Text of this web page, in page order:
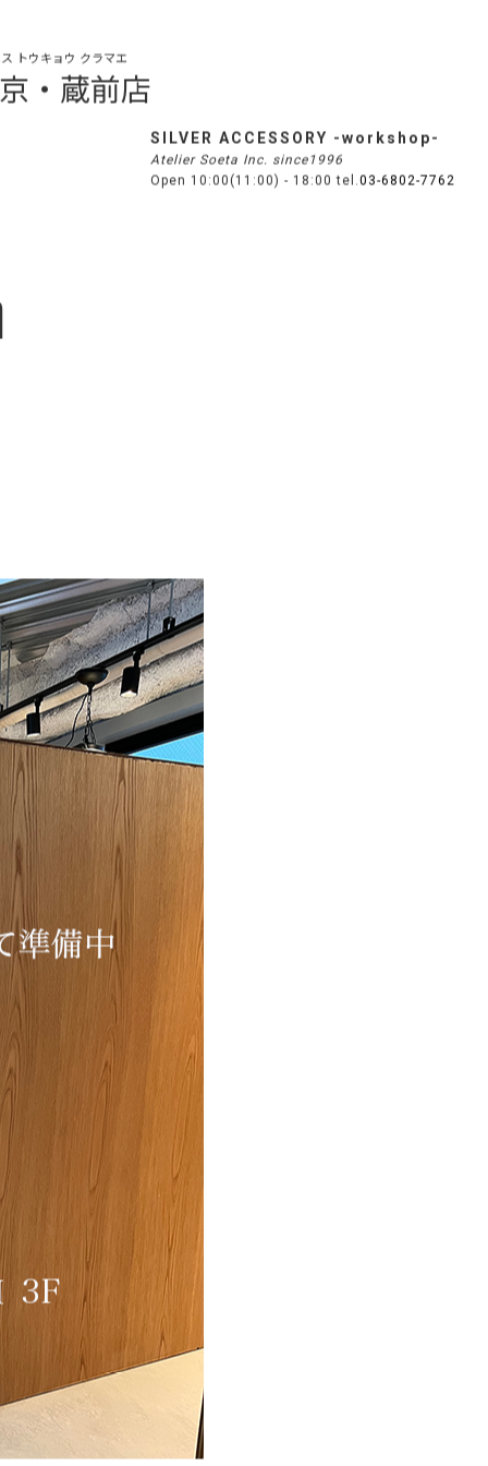
・蔵前店
SILVER ACCESSORY -workshop-
Atelier Soeta Inc. since1996
Open 10:00(11:00) - 18:00 tel.